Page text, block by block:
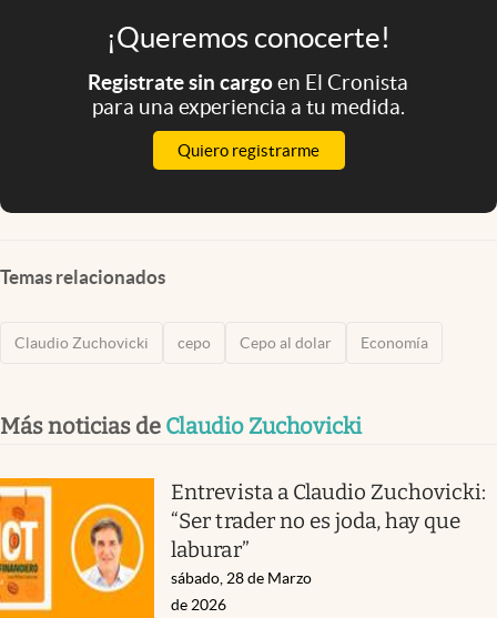
¡Queremos conocerte!
Registrate sin cargoen El Cronista
para una experiencia a tu medida.
Quiero registrarme
Temas relacionados
Claudio Zuchovicki cepo Cepo al dolar Economía
Más noticias de Claudio Zuchovicki
Entrevista a Claudio Zuchovicki:
“Ser trader no es joda, hay que
laburar”
sábado, 28 de Marzo
de 2026